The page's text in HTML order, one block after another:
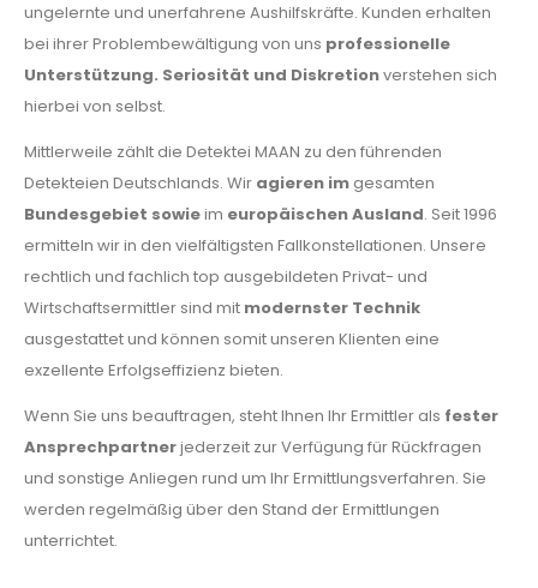
ungelernte und unerfahrene Aushilfskräfte. Kunden erhalten
bei ihrer Problembewältigung von uns professionelle
Unterstützung. Seriosität und Diskretionverstehen sich
hierbei von selbst.
Mittlerweile zählt die Detektei MAAN zu den führenden
Detekteien Deutschlands. Wir agieren im gesamten
Bundesgebiet sowieim europäischen Ausland. Seit 1996
ermitteln wir in den vielfältigsten Fallkonstellationen. Unsere
rechtlich und fachlich top ausgebildeten Privat- und
Wirtschaftsermittler sind mit modernster Technik
ausgestattet und können somit unseren Klienten eine
exzellente Erfolgseffizienz bieten.
Wenn Sie uns beauftragen, steht Ihnen Ihr Ermittler als fester
Ansprechpartnerjederzeit zur Verfügung für Rückfragen
und sonstige Anliegen rund um Ihr Ermittlungsverfahren. Sie
werden regelmäßig über den Stand der Ermittlungen
unterrichtet.